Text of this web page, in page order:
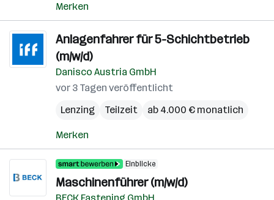
Merken
Anlagenfahrer für 5-Schichtbetrieb
(m/w/d)
Danisco Austria GmbH
vor 3 Tagen veröffentlicht
Lenzing
Teilzeit ab 4.000 € monatlich
Merken
Einblicke
Maschinenführer (m/w/d)